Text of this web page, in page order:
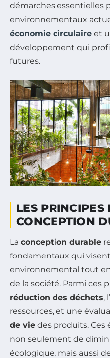
démarches essentielles
environnementaux
économie circulaire et
développement qui
futures.
LES PRINCIPES
CONCEPTION
La conception durable
fondamentaux qui
environnemental tout
de la société. Parmi ces
réduction des déchets,
ressources, et une
de vie des produits.
non seulement de
écologique, mais aussi